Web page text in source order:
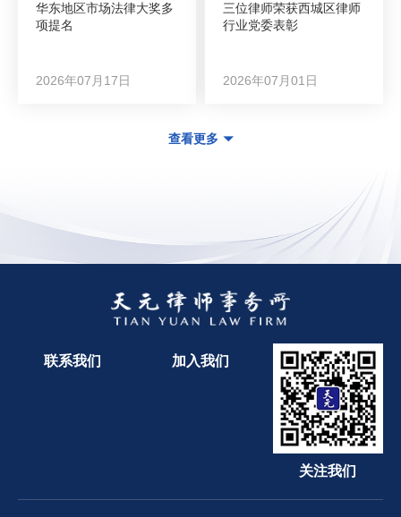
华东地区市场法律大奖多
项提名
2026年07月17日
三位律师荣获西城区律师
行业党委表彰
2026年07月01日
查看更多
联系我们 加入我们
关注我们